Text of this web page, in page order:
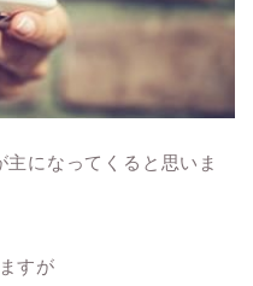
になってくると思いま
すが